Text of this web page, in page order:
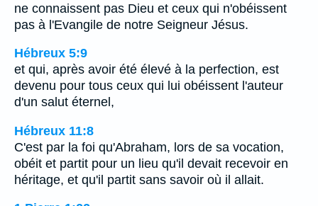
ne connaissent pas Dieu et ceux qui n'obéissent
pas à l'Evangile de notre Seigneur Jésus.
Hébreux 5:9
et qui, après avoir été élevé à la perfection, est
devenu pour tous ceux qui lui obéissent l'auteur
d'un salut éternel,
Hébreux 11:8
C'est par la foi qu'Abraham, lors de sa vocation,
obéit et partit pour un lieu qu'il devait recevoir en
héritage, et qu'il partit sans savoir où il allait.